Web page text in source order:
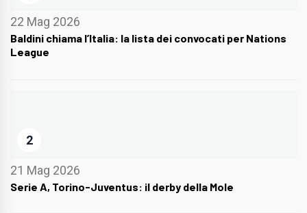
22 Mag 2026
Baldini chiama l’Italia: la lista dei convocati per Nations
League
2
21 Mag 2026
Serie A, Torino-Juventus: il derby della Mole